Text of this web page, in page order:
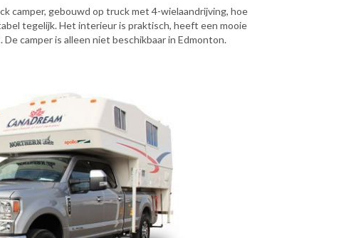
camper, gebouwd op truck met 4-wielaandrijving, hoe
tegelijk. Het interieur is praktisch, heeft een mooie
camper is alleen niet beschikbaar in Edmonton.